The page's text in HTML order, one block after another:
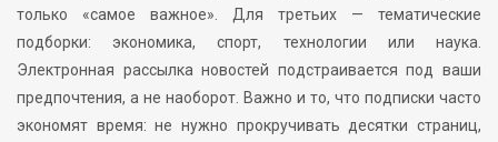
только «самое важное». Для третьих — тематические
подборки: экономика, спорт, технологии или наука.
Электронная рассылка новостей подстраивается под ваши
предпочтения, а не наоборот. Важно и то, что подписки часто
экономят время: не нужно прокручивать десятки страниц,